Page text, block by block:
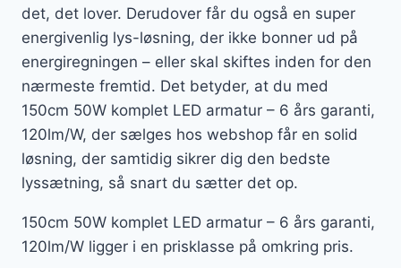
det, det lover. Derudover får du også en super
energivenlig lys-løsning, der ikke bonner ud på
energiregningen – eller skal skiftes inden for den
nærmeste fremtid. Det betyder, at du med
150cm 50W komplet LED armatur – 6 års garanti,
120lm/W, der sælges hos webshop får en solid
løsning, der samtidig sikrer dig den bedste
lyssætning, så snart du sætter det op.
150cm 50W komplet LED armatur – 6 års garanti,
120lm/W ligger i en prisklasse på omkring pris.